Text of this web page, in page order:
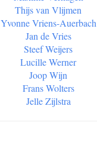
Thijs van Vlijmen
Yvonne Vriens-Auerbach
Jan de Vries
Steef Weijers
Lucille Werner
Joop Wijn
Frans Wolters
Jelle Zijlstra